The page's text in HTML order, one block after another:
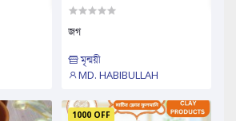
জগ
মৃন্ময়ী
MD. HABIBULLAH
1000 OFF